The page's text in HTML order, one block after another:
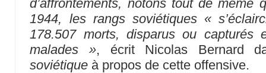
d’affrontements, notons tout de
1944, les rangs soviétiques «
178.507 morts, disparus ou capturés
malades », écrit Nicolas Bernard
soviétique à propos de cette offensive.